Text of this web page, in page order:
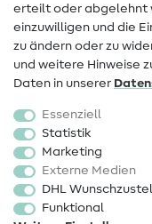
Beliebt
Stoffe
Sale
Schnittmuster
erteilt oder abgelehnt
einzuwilligen und die
zu ändern oder zu
und weitere Hinweise
Daten in unserer
Essenziell
Statistik
Marketing
Externe Medien
DHL
Funktional